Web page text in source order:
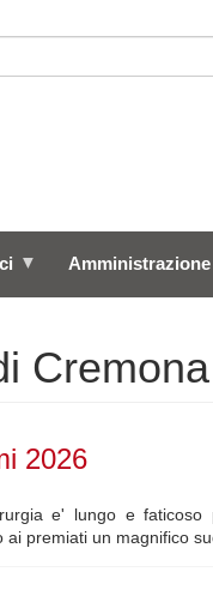
Cremona
2026
e' lungo e faticoso
premiati un magnifico